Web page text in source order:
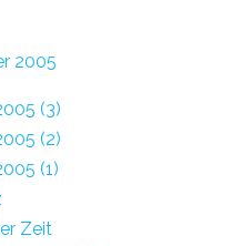
2005
(3)
(2)
(1)
Zeit